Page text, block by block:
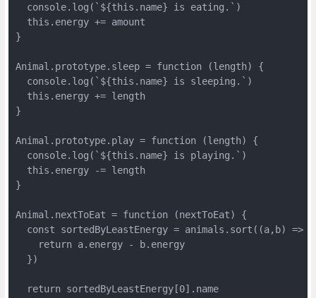
  console.log(`${this.name} is eating.`)
  this.energy += amount
}
Animal.prototype.sleep = function (length) {
  console.log(`${this.name} is sleeping.`)
  this.energy += length
}
Animal.prototype.play = function (length) {
  console.log(`${this.name} is playing.`)
  this.energy -= length
}
Animal.nextToEat = function (nextToEat) {
  const sortedByLeastEnergy = animals.sort((a,b) => {
    return a.energy - b.energy
  })
  return sortedByLeastEnergy[0].name